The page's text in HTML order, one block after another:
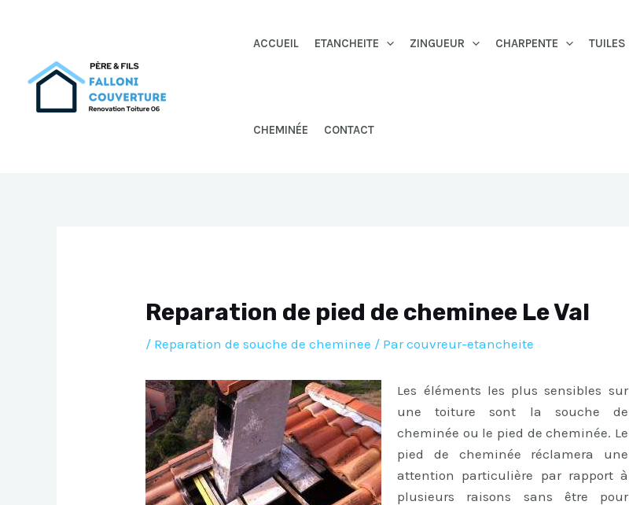
ACCUEIL ETANCHEITE ZINGUEUR CHARPENTE TUILES
CHEMINÉE CONTACT
Reparation de pied de cheminee Le Val
/ Reparation de souche de cheminee / Parcouvreur-etancheite
Les éléments les plus sensibles sur
une toiture sont la souche de
cheminée ou le pied de cheminée. Le
pied de cheminée réclamera une
attention particulière par rapport à
plusieurs raisons sans être pour